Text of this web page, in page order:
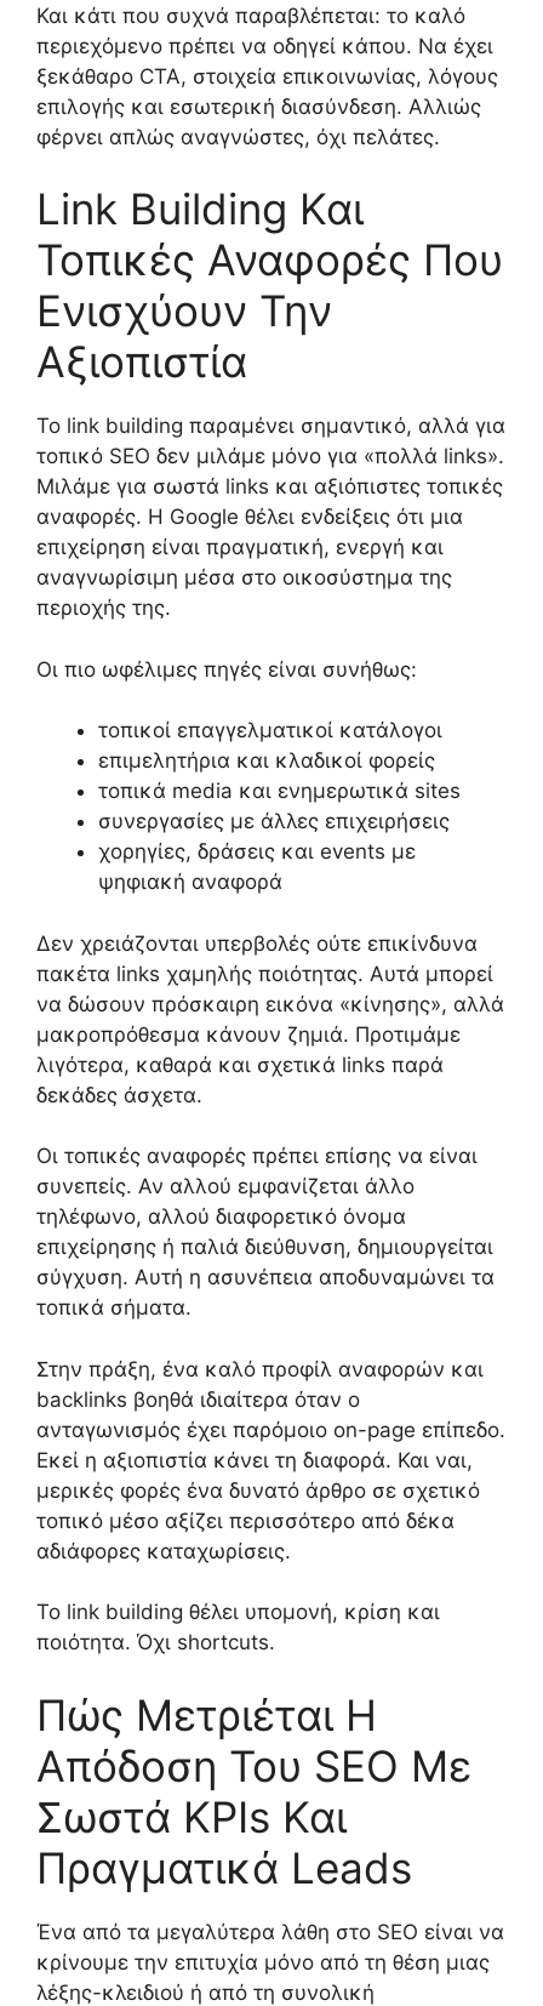
Και κάτι που συχνά παραβλέπεται: το καλό
περιεχόμενο πρέπει να οδηγεί κάπου. Να έχει
ξεκάθαρο CTA, στοιχεία επικοινωνίας, λόγους
επιλογής και εσωτερική διασύνδεση. Αλλιώς
φέρνει απλώς αναγνώστες, όχι πελάτες.
Link Building Και
Τοπικές Αναφορές Που
Ενισχύουν Την
Αξιοπιστία
Το link building παραμένει σημαντικό, αλλά για
τοπικό SEO δεν μιλάμε μόνο για «πολλά links».
Μιλάμε για σωστά links και αξιόπιστες τοπικές
αναφορές. Η Google θέλει ενδείξεις ότι μια
επιχείρηση είναι πραγματική, ενεργή και
αναγνωρίσιμη μέσα στο οικοσύστημα της
περιοχής της.
Οι πιο ωφέλιμες πηγές είναι συνήθως:
τοπικοί επαγγελματικοί κατάλογοι
επιμελητήρια και κλαδικοί φορείς
τοπικά media και ενημερωτικά sites
συνεργασίες με άλλες επιχειρήσεις
χορηγίες, δράσεις και events με
ψηφιακή αναφορά
Δεν χρειάζονται υπερβολές ούτε επικίνδυνα
πακέτα links χαμηλής ποιότητας. Αυτά μπορεί
να δώσουν πρόσκαιρη εικόνα «κίνησης», αλλά
μακροπρόθεσμα κάνουν ζημιά. Προτιμάμε
λιγότερα, καθαρά και σχετικά links παρά
δεκάδες άσχετα.
Οι τοπικές αναφορές πρέπει επίσης να είναι
συνεπείς. Αν αλλού εμφανίζεται άλλο
τηλέφωνο, αλλού διαφορετικό όνομα
επιχείρησης ή παλιά διεύθυνση, δημιουργείται
σύγχυση. Αυτή η ασυνέπεια αποδυναμώνει τα
τοπικά σήματα.
Στην πράξη, ένα καλό προφίλ αναφορών και
backlinks βοηθά ιδιαίτερα όταν ο
ανταγωνισμός έχει παρόμοιο on-page επίπεδο.
Εκεί η αξιοπιστία κάνει τη διαφορά. Και ναι,
μερικές φορές ένα δυνατό άρθρο σε σχετικό
τοπικό μέσο αξίζει περισσότερο από δέκα
αδιάφορες καταχωρίσεις.
Το link building θέλει υπομονή, κρίση και
ποιότητα. Όχι shortcuts.
Πώς Μετριέται Η
Απόδοση Του SEO Με
Σωστά KPIs Και
Πραγματικά Leads
Ένα από τα μεγαλύτερα λάθη στο SEO είναι να
κρίνουμε την επιτυχία μόνο από τη θέση μιας
λέξης-κλειδιού ή από τη συνολική